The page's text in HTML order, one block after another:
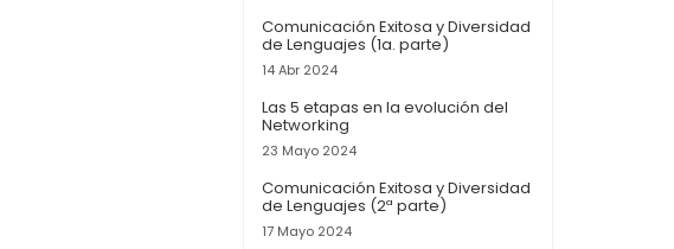
Comunicación Exitosa y Diversidad
de Lenguajes (1a. parte)
14 Abr 2024
Las 5 etapas en la evolución del
Networking
23 Mayo 2024
Comunicación Exitosa y Diversidad
de Lenguajes (2ª parte)
17 Mayo 2024